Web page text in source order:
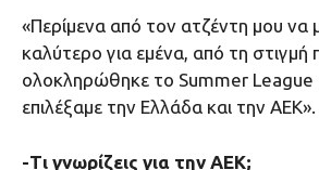
«Περίμενα από τον ατζέντη μου να
καλύτερο για εμένα, από τη στιγμή
ολοκληρώθηκε το Summer League
επιλέξαμε την Ελλάδα και την ΑΕΚ».
-Τι γνωρίζεις για την ΑΕΚ;